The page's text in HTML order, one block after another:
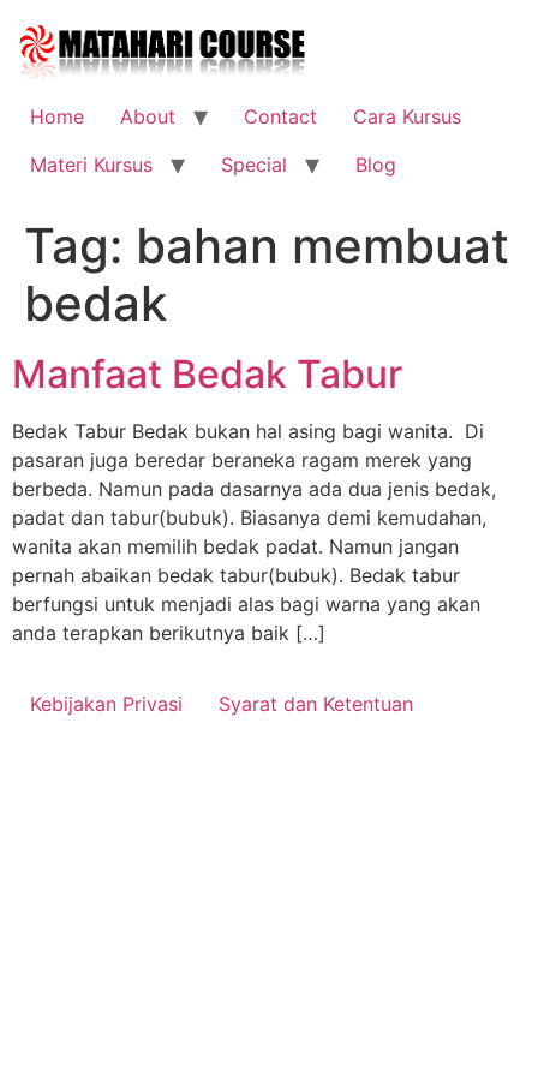
content
Home
About Contact
Cara Kursus
Materi Kursus
Special Blog
Tag: bahan membuat
bedak
Manfaat Bedak Tabur
Bedak Tabur Bedak bukan hal asing bagi wanita. Di
pasaran juga beredar beraneka ragam merek yang
berbeda. Namun pada dasarnya ada dua jenis bedak,
padat dan tabur(bubuk). Biasanya demi kemudahan,
wanita akan memilih bedak padat. Namun jangan
pernah abaikan bedak tabur(bubuk). Bedak tabur
berfungsi untuk menjadi alas bagi warna yang akan
anda terapkan berikutnya baik […]
Kebijakan Privasi Syarat dan Ketentuan